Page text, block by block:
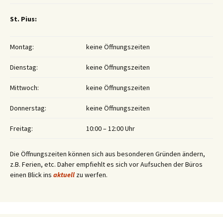
St. Pius:
Montag: keine Öffnungszeiten
Dienstag: keine Öffnungszeiten
Mittwoch: keine Öffnungszeiten
Donnerstag: keine Öffnungszeiten
Freitag: 10:00 – 12:00 Uhr
Die Öffnungszeiten können sich aus besonderen Gründen ändern,
z.B. Ferien, etc. Daher empfiehlt es sich vor Aufsuchen der Büros
einen Blick ins aktuell zu werfen.